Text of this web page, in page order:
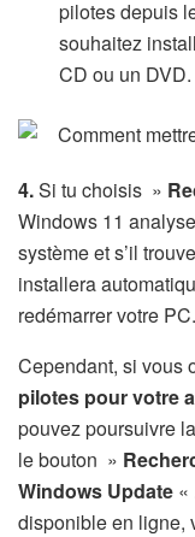
pilotes depuis
souhaitez
CD ou un DVD.
4.Si tu choisis »
Windows 11
système et s’il
installera
redémarrer votre PC.
Cependant, si vous
pilotes pour votre
pouvez poursuivre
le bouton »
Windows Update «
disponible en ligne,